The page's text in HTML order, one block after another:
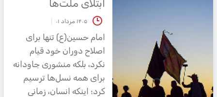
ابتلای ملت‌ها
۱۴۰۵ مرداد ۰۱
امام حسین(ع) تنها برای
اصلاح دوران خود قیام
نکرد، بلکه منشوری جاودانه
برای همه نسل‌ها ترسیم
کرد؛ اینکه انسان، زمانی